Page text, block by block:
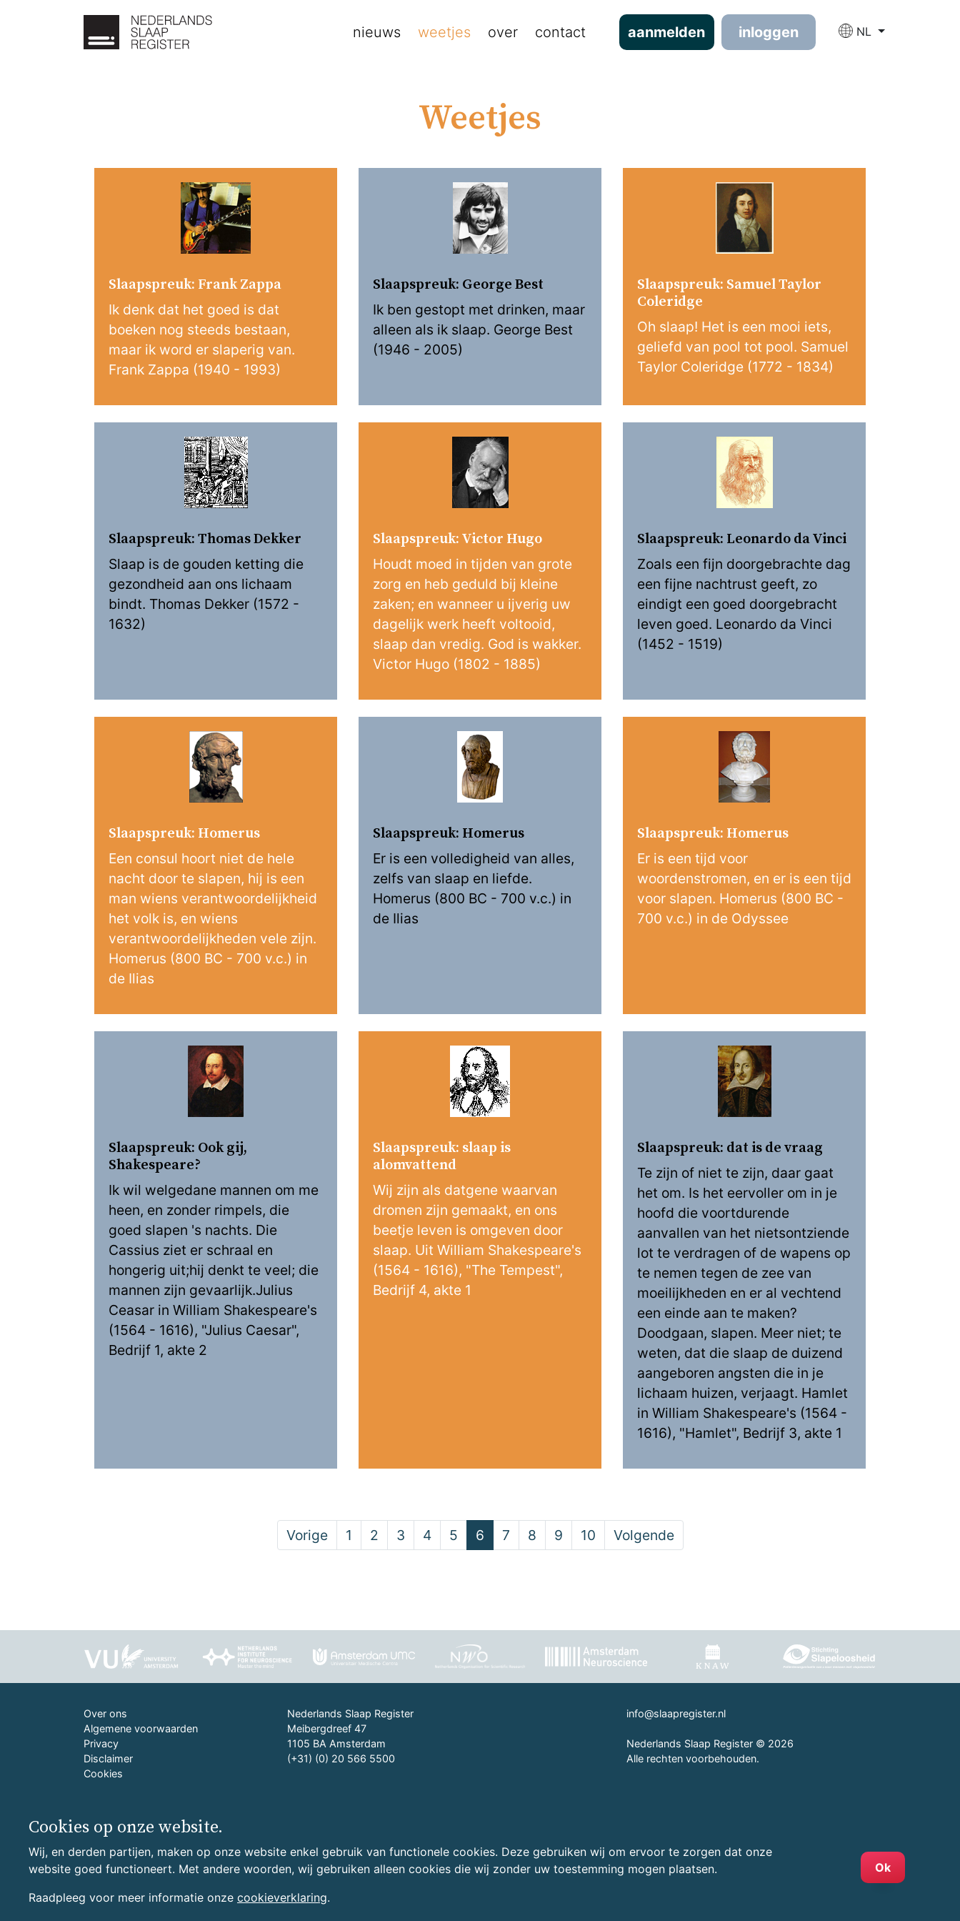
nieuws weetjes over contact aanmelden inloggen NL
Weetjes
Slaapspreuk: Frank Zappa
Ik denk dat het goed is dat
boeken nog steeds bestaan,
maar ik word er slaperig van.
Frank Zappa (1940 - 1993)
Slaapspreuk: George Best
Ik ben gestopt met drinken, maar
alleen als ik slaap. George Best
(1946 - 2005)
Slaapspreuk: Samuel Taylor
Coleridge
Oh slaap! Het is een mooi iets,
geliefd van pool tot pool. Samuel
Taylor Coleridge (1772 - 1834)
Slaapspreuk: Thomas Dekker
Slaap is de gouden ketting die
gezondheid aan ons lichaam
bindt. Thomas Dekker (1572 -
1632)
Slaapspreuk: Victor Hugo
Houdt moed in tijden van grote
zorg en heb geduld bij kleine
zaken; en wanneer u ijverig uw
dagelijk werk heeft voltooid,
slaap dan vredig. God is wakker.
Victor Hugo (1802 - 1885)
Slaapspreuk: Leonardo da Vinci
Zoals een fijn doorgebrachte dag
een fijne nachtrust geeft, zo
eindigt een goed doorgebracht
leven goed. Leonardo da Vinci
(1452 - 1519)
Slaapspreuk: Homerus
Een consul hoort niet de hele
nacht door te slapen, hij is een
man wiens verantwoordelijkheid
het volk is, en wiens
verantwoordelijkheden vele zijn.
Homerus (800 BC - 700 v.c.) in
de Ilias
Slaapspreuk: Homerus
Er is een volledigheid van alles,
zelfs van slaap en liefde.
Homerus (800 BC - 700 v.c.) in
de Ilias
Slaapspreuk: Homerus
Er is een tijd voor
woordenstromen, en er is een tijd
voor slapen. Homerus (800 BC -
700 v.c.) in de Odyssee
Slaapspreuk: Ook gij,
Shakespeare?
Ik wil welgedane mannen om me
heen, en zonder rimpels, die
goed slapen 's nachts. Die
Cassius ziet er schraal en
hongerig uit;hij denkt te veel; die
mannen zijn gevaarlijk.Julius
Ceasar in William Shakespeare's
(1564 - 1616), "Julius Caesar",
Bedrijf 1, akte 2
Slaapspreuk: slaap is
alomvattend
Wij zijn als datgene waarvan
dromen zijn gemaakt, en ons
beetje leven is omgeven door
slaap. Uit William Shakespeare's
(1564 - 1616), "The Tempest",
Bedrijf 4, akte 1
Slaapspreuk: dat is de vraag
Te zijn of niet te zijn, daar gaat
het om. Is het eervoller om in je
hoofd die voortdurende
aanvallen van het nietsontziende
lot te verdragen of de wapens op
te nemen tegen de zee van
moeilijkheden en er al vechtend
een einde aan te maken?
Doodgaan, slapen. Meer niet; te
weten, dat die slaap de duizend
aangeboren angsten die in je
lichaam huizen, verjaagt. Hamlet
in William Shakespeare's (1564 -
1616), "Hamlet", Bedrijf 3, akte 1
Vorige 1 2 3 4 5 6 7 8 9 10 Volgende
Over ons
Algemene voorwaarden
Privacy
Disclaimer
Cookies
Nederlands Slaap Register
Meibergdreef 47
1105 BA Amsterdam
(+31) (0) 20 566 5500
info@slaapregister.nl
Nederlands Slaap Register © 2026
Alle rechten voorbehouden.
Cookies op onze website.
Wij, en derden partijen, maken op onze website enkel gebruik van functionele cookies. Deze gebruiken wij om ervoor te zorgen dat onze
website goed functioneert. Met andere woorden, wij gebruiken alleen cookies die wij zonder uw toestemming mogen plaatsen.
Raadpleeg voor meer informatie onze cookieverklaring.
Ok